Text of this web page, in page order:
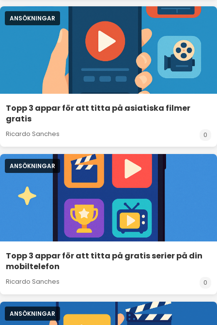
ANSÖKNINGAR
Topp 3 appar för att titta på asiatiska filmer
gratis
Ricardo Sanches 0
ANSÖKNINGAR
Topp 3 appar för att titta på gratis serier på din
mobiltelefon
Ricardo Sanches 0
ANSÖKNINGAR